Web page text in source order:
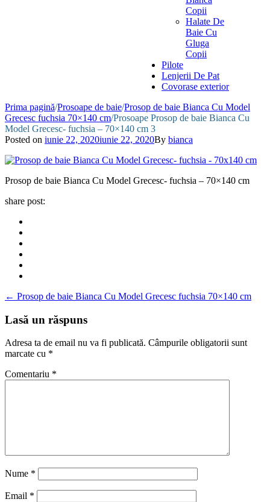
Copii
Halate De
Baie Cu
Gluga
Copii
Pilote
Lenjerii De Pat
Covorase exterior
Prima pagină/Prosoape de baie/Prosop de baie Bianca Cu Model
Grecesc fuchsia 70×140 cm/Prosoape Prosop de baie Bianca Cu
Model Grecesc- fuchsia – 70×140 cm 3
Posted on iunie 22, 2020iunie 22, 2020By bianca
Prosop de baie Bianca Cu Model Grecesc- fuchsia – 70×140 cm
share post:
Navigare
în
← Prosop de baie Bianca Cu Model Grecesc fuchsia 70×140 cm
Lasă un răspuns
Adresa ta de email nu va fi publicată. Câmpurile obligatorii sunt
marcate cu *
Comentariu *
Nume *
Email *